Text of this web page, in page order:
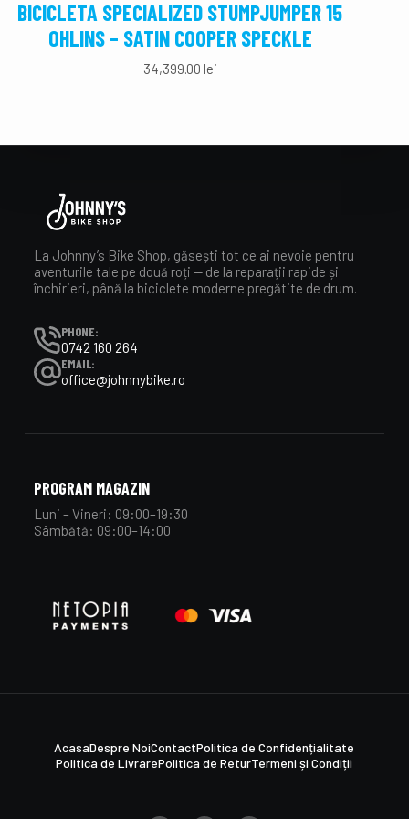
BICICLETA SPECIALIZED STUMPJUMPER 15
OHLINS – SATIN COOPER SPECKLE
34,399.00 lei
La Johnny’s Bike Shop, găsești tot ce ai nevoie pentru
aventurile tale pe două roți — de la reparații rapide și
închirieri, până la biciclete moderne pregătite de drum.
PHONE:
0742 160 264
EMAIL:
office@johnnybike.ro
PROGRAM MAGAZIN
Luni – Vineri: 09:00–19:30
Sâmbătă: 09:00–14:00
AcasaDespre NoiContactPolitica de Confidențialitate
Politica de LivrarePolitica de ReturTermeni și Condiții